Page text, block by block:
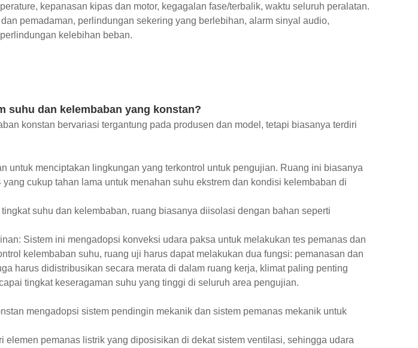
kepanasan kipas dan motor, kegagalan fase/terbalik, waktu seluruh peralatan.
pemadaman, perlindungan sekering yang berlebihan, alarm sinyal audio,
kelebihan beban.
suhu dan kelembaban yang konstan?
konstan bervariasi tergantung pada produsen dan model, tetapi biasanya terdiri
untuk menciptakan lingkungan yang terkontrol untuk pengujian. Ruang ini biasanya
cukup tahan lama untuk menahan suhu ekstrem dan kondisi kelembaban di
suhu dan kelembaban, ruang biasanya diisolasi dengan bahan seperti
Sistem ini mengadopsi konveksi udara paksa untuk melakukan tes pemanas dan
kelembaban suhu, ruang uji harus dapat melakukan dua fungsi: pemanasan dan
harus didistribusikan secara merata di dalam ruang kerja, klimat paling penting
tingkat keseragaman suhu yang tinggi di seluruh area pengujian.
mengadopsi sistem pendingin mekanik dan sistem pemanas mekanik untuk
elemen pemanas listrik yang diposisikan di dekat sistem ventilasi, sehingga udara